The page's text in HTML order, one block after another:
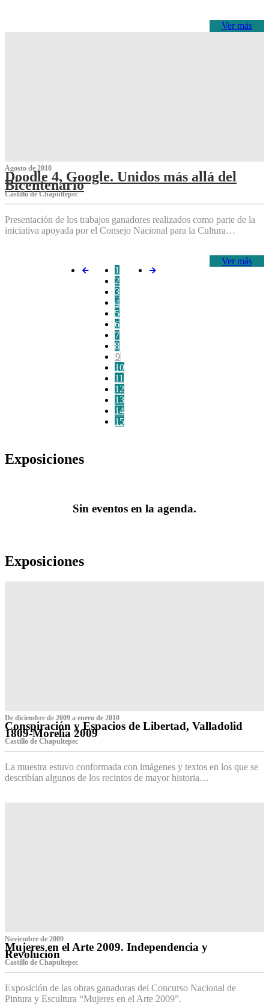
Ver más
Agosto de 2010
Doodle 4, Google. Unidos más allá del
Bicentenario
Castillo de Chapultepec
Presentación de los trabajos ganadores realizados como parte de la
iniciativa apoyada por el Consejo Nacional para la Cultura…
Ver más
1
2
3
4
5
6
7
8
9
10
11
12
13
14
15
Exposiciones
Sin eventos en la agenda.
Exposiciones
De diciembre de 2009 a enero de 2010
Conspiración y Espacios de Libertad, Valladolid
1809-Morelia 2009
Castillo de Chapultepec
La muestra estuvo conformada con imágenes y textos en los que se
describían algunos de los recintos de mayor historia…
Noviembre de 2009
Mujeres en el Arte 2009. Independencia y
Revolución
Castillo de Chapultepec
Exposición de las obras ganadoras del Concurso Nacional de
Pintura y Escultura “Mujeres en el Arte 2009”.